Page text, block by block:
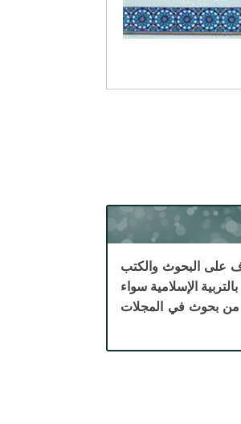
على البحوث والكتب
معني بكل ما يتصل بالتربية الإسلامية سواء
من بحوث في المجلات